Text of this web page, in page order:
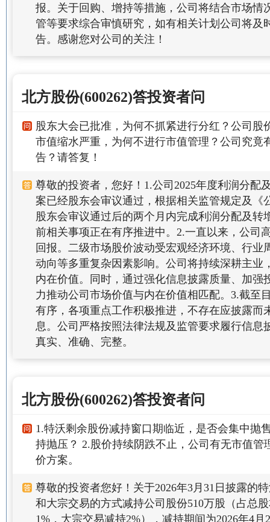
报。关于回购、增持等措施，公司将结合市场情
管等要求综合审慎研究，如有相关计划公司将及
告。感谢您对公司的关注！
北方股份(600262)答投资者问
股东大会已批准，为何不抓紧进行分红？公司股
市值缩水严重，为何不进行市值管理？公司究竟
告？请答复！
尊敬的投资者，您好！1.公司2025年度利润分配
案已经股东会审议通过，根据相关监管规定及《
股东会审议通过后的两个月内完成利润分配及转
前相关事项正在有序推进中。2.一直以来，公司
回报。二级市场股价波动受宏观经济环境、行业
动向等多重复杂因素影响。公司将持续深耕主业
内在价值。同时，通过强化信息披露质量、加强
力推动公司市场价值与内在价值相匹配。3.截至
有序，各项重点工作积极推进，不存在应披露而
息。公司严格按照法律法规及监管要求履行信息
真实、准确、完整。
北方股份(600262)答投资者问
1.特沃剩余股份减持窗口期临近，是否会集中抛
持抛压？ 2.股价持续阴跌不止，公司有无市值管
价方案。
尊敬的投资者您好！关于2026年3月31日披露的
和大宗交易的方式减持公司股份510万股（占总
1%，大宗交易减持2%），减持期间为2026年4月